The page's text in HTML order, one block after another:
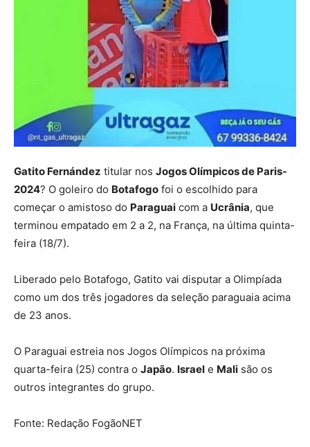
Gatito Fernández titular nos Jogos Olímpicos de Paris-
2024? O goleiro do Botafogo foi o escolhido para
começar o amistoso do Paraguai com a Ucrânia, que
terminou empatado em 2 a 2, na França, na última quinta-
feira (18/7).
Liberado pelo Botafogo, Gatito vai disputar a Olimpíada
como um dos três jogadores da seleção paraguaia acima
de 23 anos.
O Paraguai estreia nos Jogos Olímpicos na próxima
quarta-feira (25) contra o Japão. Israel e Mali são os
outros integrantes do grupo.
Fonte: Redação FogãoNET